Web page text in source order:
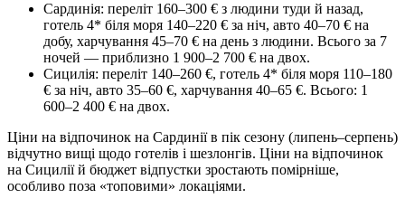
Сардинія: переліт 160–300 € з людини туди й назад,
готель 4* біля моря 140–220 € за ніч, авто 40–70 € на
добу, харчування 45–70 € на день з людини. Всього за 7
ночей — приблизно 1 900–2 700 € на двох.
Сицилія: переліт 140–260 €, готель 4* біля моря 110–180
€ за ніч, авто 35–60 €, харчування 40–65 €. Всього: 1
600–2 400 € на двох.
Ціни на відпочинок на Сардинії в пік сезону (липень–серпень)
відчутно вищі щодо готелів і шезлонгів. Ціни на відпочинок
на Сицилії й бюджет відпустки зростають помірніше,
особливо поза «топовими» локаціями.